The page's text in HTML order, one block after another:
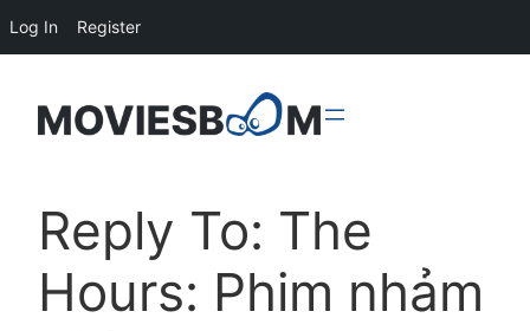
Reply To: The
Hours: Phim nhảm
Log In Register